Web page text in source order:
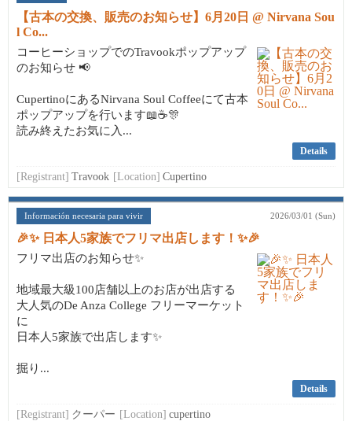
【古本の交換、販売のお知らせ】6月20日 @ Nirvana Sou
l Co...
コーヒーショップでのTravookポップアップ
のお知らせ 📢
CupertinoにあるNirvana Soul Coffeeにて古本
ポップアップを行います📖☕🎊
読み終えたお気に入...
Details
[Registrant] Travook [Location] Cupertino
Información necesaria para vivir 2026/03/01 (Sun)
🎉✨ 日本人5家族でフリマ出店します！✨🎉
フリマ出店のお知らせ✨
地域最大級100店舗以上のお店が出店する
大人気のDe Anza College フリーマーケット
に
日本人5家族で出店します✨
掘り...
Details
[Registrant] クーパー [Location] cupertino